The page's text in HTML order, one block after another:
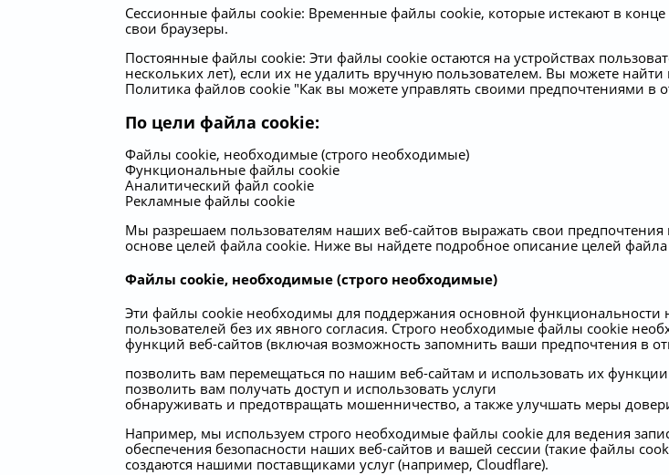
Сессионные файлы cookie: Временные файлы cookie, которые истекают в конце
свои браузеры.
Постоянные файлы cookie: Эти файлы cookie остаются на устройствах
нескольких лет), если их не удалить вручную пользователем. Вы можете
Политика файлов cookie "Как вы можете управлять своими предпочтениями в
По цели файла cookie:
Файлы cookie, необходимые (строго необходимые)
Функциональные файлы cookie
Аналитический файл cookie
Рекламные файлы cookie
Мы разрешаем пользователям наших веб-сайтов выражать свои
основе целей файла cookie. Ниже вы найдете подробное описание целей файла
Файлы cookie, необходимые (строго необходимые)
Эти файлы cookie необходимы для поддержания основной функциональности
пользователей без их явного согласия. Строго необходимые файлы cookie
функций веб-сайтов (включая возможность запомнить ваши предпочтения в
позволить вам перемещаться по нашим веб-сайтам и использовать их функции
позволить вам получать доступ и использовать услуги
обнаруживать и предотвращать мошенничество, а также улучшать меры
Например, мы используем строго необходимые файлы cookie для ведения
обеспечения безопасности наших веб-сайтов и вашей сессии (такие файлы
создаются нашими поставщиками услуг (например, Cloudflare).